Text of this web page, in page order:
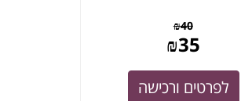
₪40
₪35
לפרטים ורכישה